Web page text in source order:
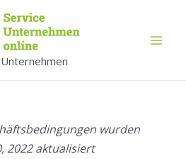
wurden
2022 aktualisiert